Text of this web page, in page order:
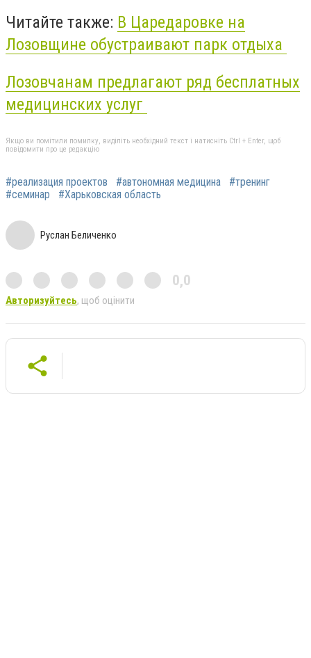
Читайте также: В Царедаровке на
Лозовщине обустраивают парк отдыха
Лозовчанам предлагают ряд бесплатных
медицинских услуг
Якщо ви помітили помилку, виділіть необхідний текст і натисніть Ctrl + Enter, щоб
повідомити про це редакцію
#реализация проектов #автономная медицина
#тренинг
#семинар
#Харьковская область
Руслан Беличенко
0,0
Авторизуйтесь, щоб оцінити